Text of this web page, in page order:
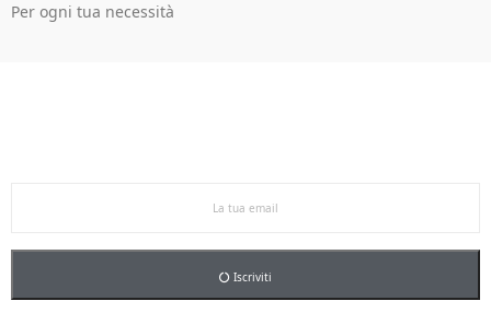
Per ogni tua necessità
Iscriviti